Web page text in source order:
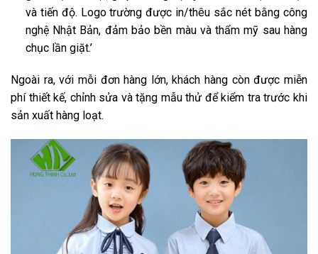
và tiến độ. Logo trường được in/thêu sắc nét bằng công
nghệ Nhật Bản, đảm bảo bền màu và thẩm mỹ sau hàng
chục lần giặt.’
Ngoài ra, với mỗi đơn hàng lớn, khách hàng còn được miễn
phí thiết kế, chỉnh sửa và tặng mẫu thử để kiểm tra trước khi
sản xuất hàng loạt.